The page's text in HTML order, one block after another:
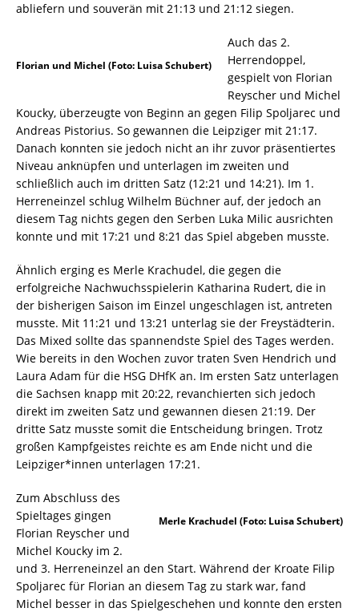
abliefern und souverän mit 21:13 und 21:12 siegen.
Florian und Michel (Foto: Luisa Schubert)
Auch das 2.
Herrendoppel,
gespielt von Florian
Reyscher und Michel
Koucky, überzeugte von Beginn an gegen Filip Spoljarec und
Andreas Pistorius. So gewannen die Leipziger mit 21:17.
Danach konnten sie jedoch nicht an ihr zuvor präsentiertes
Niveau anknüpfen und unterlagen im zweiten und
schließlich auch im dritten Satz (12:21 und 14:21). Im 1.
Herreneinzel schlug Wilhelm Büchner auf, der jedoch an
diesem Tag nichts gegen den Serben Luka Milic ausrichten
konnte und mit 17:21 und 8:21 das Spiel abgeben musste.
Ähnlich erging es Merle Krachudel, die gegen die
erfolgreiche Nachwuchsspielerin Katharina Rudert, die in
der bisherigen Saison im Einzel ungeschlagen ist, antreten
musste. Mit 11:21 und 13:21 unterlag sie der Freystädterin.
Das Mixed sollte das spannendste Spiel des Tages werden.
Wie bereits in den Wochen zuvor traten Sven Hendrich und
Laura Adam für die HSG DHfK an. Im ersten Satz unterlagen
die Sachsen knapp mit 20:22, revanchierten sich jedoch
direkt im zweiten Satz und gewannen diesen 21:19. Der
dritte Satz musste somit die Entscheidung bringen. Trotz
großen Kampfgeistes reichte es am Ende nicht und die
Leipziger*innen unterlagen 17:21.
Merle Krachudel (Foto: Luisa Schubert)
Zum Abschluss des
Spieltages gingen
Florian Reyscher und
Michel Koucky im 2.
und 3. Herreneinzel an den Start. Während der Kroate Filip
Spoljarec für Florian an diesem Tag zu stark war, fand
Michel besser in das Spielgeschehen und konnte den ersten